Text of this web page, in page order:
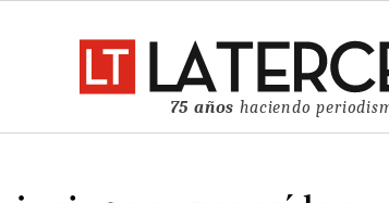
75 años haciendo